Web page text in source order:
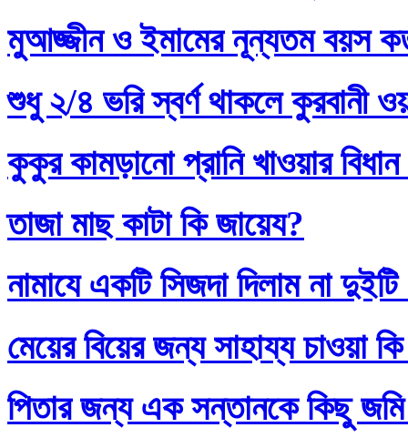
মুআজ্জীন ও ইমামের নূন্যতম বয়স
শুধু ২/৪ ভরি স্বর্ণ থাকলে কুরবানী
কুকুর কামড়ানো প্রানি খাওয়ার
তাজা মাছ কাটা কি জায়েয?
নামাযে একটি সিজদা দিলাম না
মেয়ের বিয়ের জন্য সাহায্য চাওয়া
পিতার জন্য এক সন্তানকে কিছু জমি